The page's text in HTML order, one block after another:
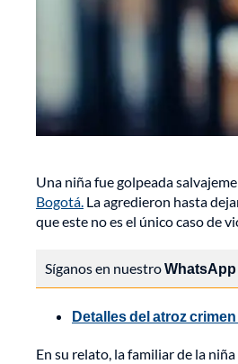
Una niña fue golpeada
Bogotá. La agredieron hasta
que este no es el único caso de
Síganos en nuestro
Detalles del atroz
En su relato, la familiar de la